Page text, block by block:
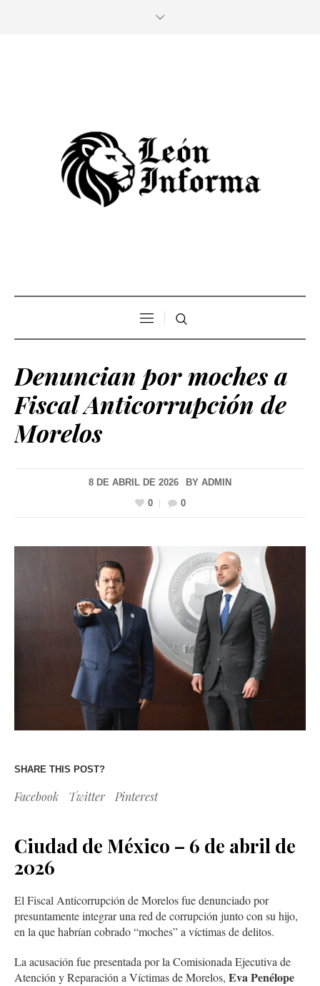
Denuncian por moches a
Fiscal Anticorrupción de
Morelos
8 DE ABRIL DE 2026 BY ADMIN
0
0
SHARE THIS POST?
Facebook Twitter Pinterest
Ciudad de México – 6 de abril de
2026
El Fiscal Anticorrupción de Morelos fue denunciado por
presuntamente integrar una red de corrupción junto con su hijo,
en la que habrían cobrado “moches” a víctimas de delitos.
La acusación fue presentada por la Comisionada Ejecutiva de
Atención y Reparación a Víctimas de Morelos, Eva Penélope